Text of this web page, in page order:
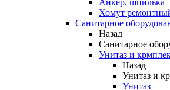
Анкер, шпилька
Хомут
Санитарное
Назад
Санитарное
Унитаз и
Назад
Унитаз и
Унитаз